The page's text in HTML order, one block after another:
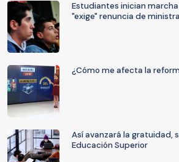
Estudiantes inician marcha
"exige" renuncia de
¿Cómo me afecta la
Así avanzará la gratuidad,
Educación Superior